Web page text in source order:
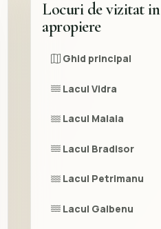
Locuri de vizitat in
apropiere
Ghid principal
Lacul Vidra
Lacul Malaia
Lacul Bradisor
Lacul Petrimanu
Lacul Galbenu